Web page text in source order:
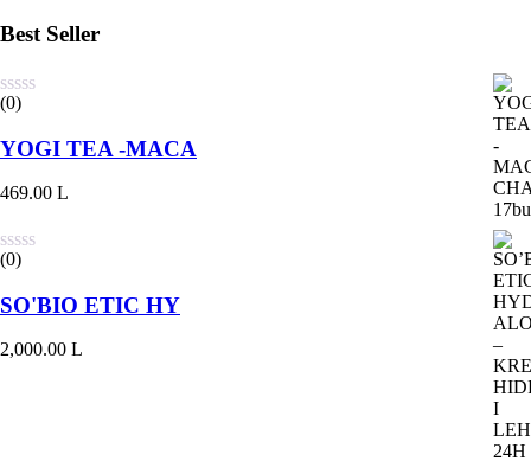
Best Seller
(0)
YOGI TEA -MACA
469.00 L
(0)
SO'BIO ETIC HY
2,000.00 L